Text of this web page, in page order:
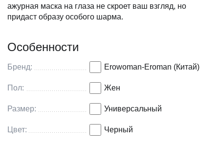
ажурная маска на глаза не скроет ваш взгляд, но
придаст образу особого шарма.
Особенности
Бренд: Erowoman-Eroman (Китай)
Пол: Жен
Размер: Универсальный
Цвет: Черный